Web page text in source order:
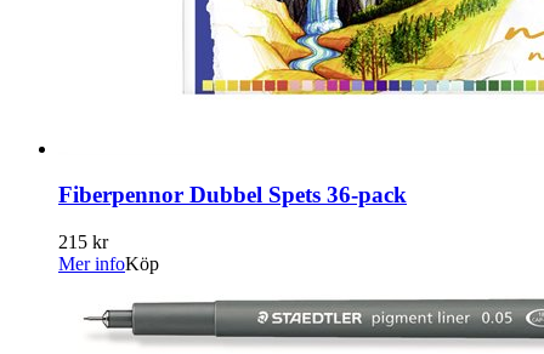
Fiberpennor Dubbel Spets 36-pack
215 kr
Mer infoKöp